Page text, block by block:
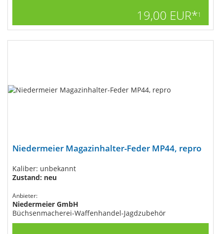
19,00 EUR*1
Niedermeier Magazinhalter-Feder MP44, repro
Kaliber: unbekannt
Zustand: neu
Anbieter:
Niedermeier GmbH
Büchsenmacherei-Waffenhandel-Jagdzubehör